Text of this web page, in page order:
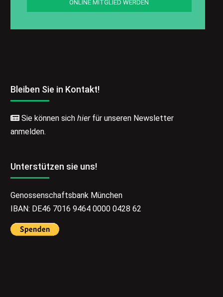
ONLINE MITGLIED WERDEN
Bleiben Sie in Kontakt!
Sie können sichhier für unseren Newsletter
anmelden.
Unterstützen sie uns!
Genossenschaftsbank München
IBAN: DE46 7016 9464 0000 0428 62